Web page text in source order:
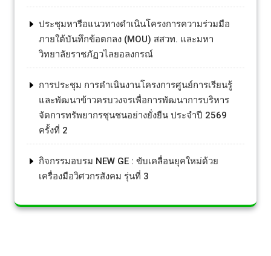
ประชุมหารือแนวทางดำเนินโครงการความร่วมมือ
ภายใต้บันทึกข้อตกลง (MOU) สสวท. และมหา
วิทยาลัยราชภัฏวไลยอลงกรณ์
การประชุม การดำเนินงานโครงการศูนย์การเรียนรู้
และพัฒนาข้าวครบวงจรเพื่อการพัฒนาการบริหาร
จัดการทรัพยากรชุนชนอย่างยั่งยืน ประจำปี 2569
ครั้งที่ 2
กิจกรรมอบรม NEW GE : ขับเคลื่อนยุคใหม่ด้วย
เครื่องมือวิศวกรสังคม รุ่นที่ 3